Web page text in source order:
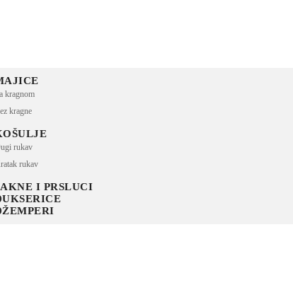
kragnom
kragne
rukav
rukav
I PRSLUCI